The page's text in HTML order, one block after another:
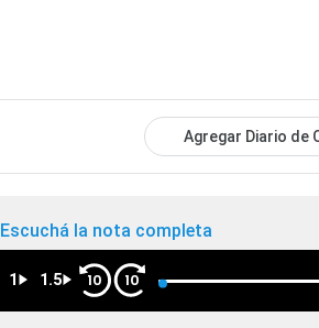
Agregar Diario de
Escuchá la nota completa
1 1.5 10 10